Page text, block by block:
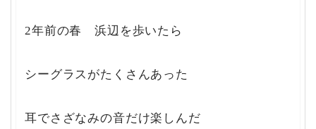
2年前の春 浜辺を歩いたら
シーグラスがたくさんあった
耳でさざなみの音だけ楽しんだ